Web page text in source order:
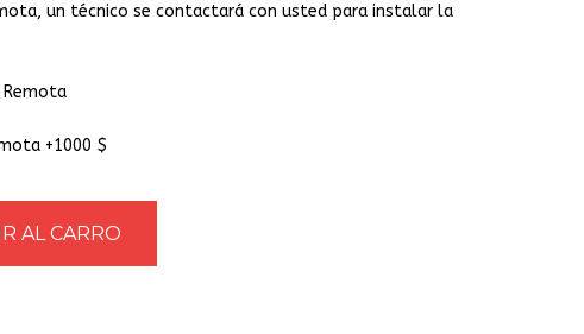
un técnico se contactará con usted para instalar la
Remota
+1000 $